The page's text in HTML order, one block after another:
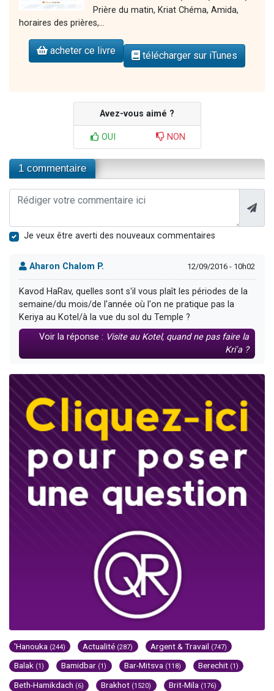
Prière du matin, Kriat Chéma, Amida,
horaires des prières,...
acheter ce livre télécharger sur iTunes
Avez-vous aimé ?
OUI NON
1 commentaire
Je veux être averti des nouveaux commentaires
Aharon Chalom P. 12/09/2016 - 10h02
Kavod HaRav, quelles sont s'il vous plaît les périodes de la
semaine/du mois/de l'année où l'on ne pratique pas la
Keriya au Kotel/à la vue du sol du Temple ?
Voir la réponse : Visite au Kotel, quand ne pas faire la
Kri'a ?
'Hanouka (244) Actualité (287) Argent & Travail (747)
Balak (1) Bamidbar (1) Bar-Mitsva (118) Berechit (1)
Beth-Hamikdach (6) Brakhot (1520) Brit-Mila (176)